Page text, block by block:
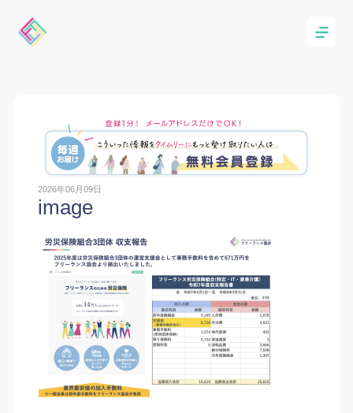
2026年06月09日
image